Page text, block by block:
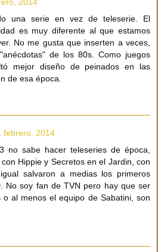
2014
una serie en vez de teleserie. El
es muy diferente al que estamos
No me gusta que inserten a veces,
de los 80s. Como juegos
mejor diseño de peinados en las
de esa época.
febrero, 2014
no sabe hacer teleseries de época,
Hippie y Secretos en el Jardin, con
salvaron a medias los primeros
No soy fan de TVN pero hay que ser
al menos el equipo de Sabatini, son